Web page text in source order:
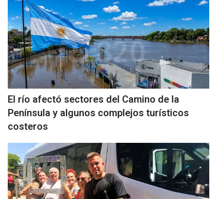
El río afectó sectores del Camino de la
Península y algunos complejos turísticos
costeros